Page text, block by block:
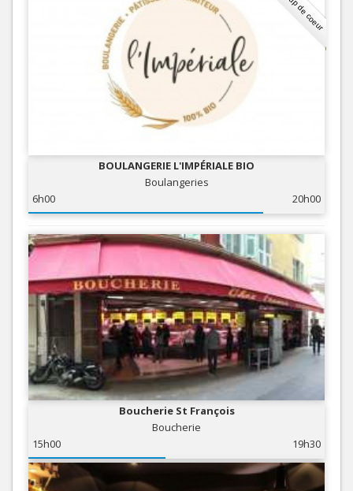
Coup de coeur
BOULANGERIE L'IMPÉRIALE BIO
Boulangeries
6h00
20h00
Boucherie St François
Boucherie
15h00
19h30